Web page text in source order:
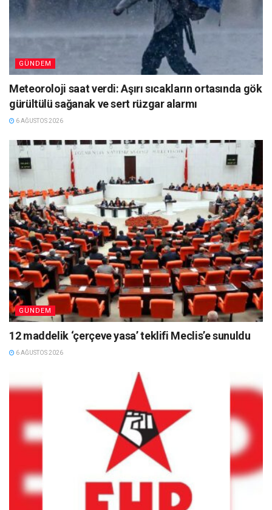
GÜNDEM
Meteoroloji saat verdi: Aşırı sıcakların ortasında gök
gürültülü sağanak ve sert rüzgar alarmı
6 AĞUSTOS 2026
GÜNDEM
12 maddelik ‘çerçeve yasa’ teklifi Meclis’e sunuldu
6 AĞUSTOS 2026